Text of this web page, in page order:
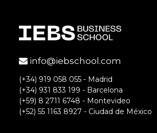
info@iebschool.com
(+34) 919 058 055 - Madrid
(+34) 931 833 199 - Barcelona
(+59) 8 2711 6748 - Montevideo
(+52) 55 1163 8927 - Ciudad de México